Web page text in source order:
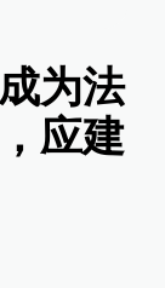
为法
应建